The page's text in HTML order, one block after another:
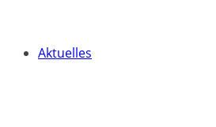
Aktuelles